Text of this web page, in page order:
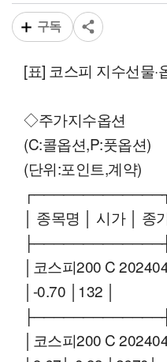
구독
[표] 코스피 지수선물
◇주가지수옵션
(C:콜옵션,P:풋옵션)
(단위:포인트,계약)
│ 종목명 │ 시가 │ 종
│코스피200 C
│-0.70 │132 │
│코스피200 C